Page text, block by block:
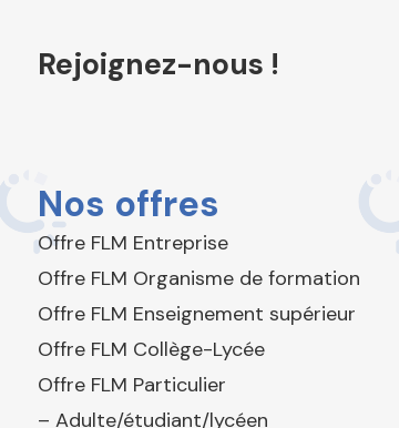
Rejoignez-nous !
Nos offres
Offre FLM Entreprise
Offre FLM Organisme de formation
Offre FLM Enseignement supérieur
Offre FLM Collège-Lycée
Offre FLM Particulier
– Adulte/étudiant/lycéen